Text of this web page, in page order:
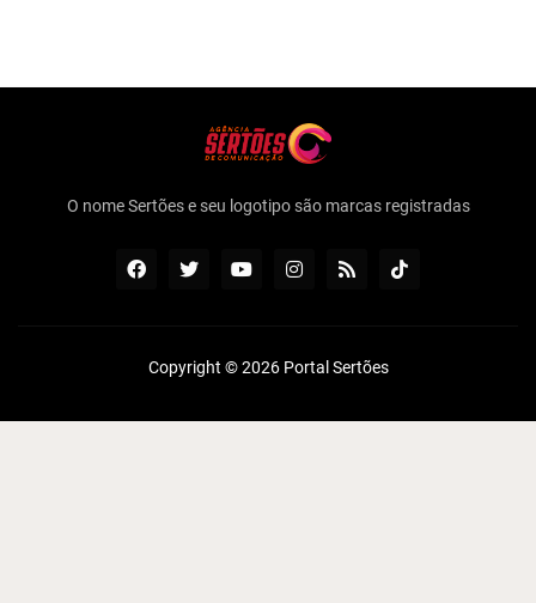
O nome Sertões e seu logotipo são marcas registradas
Copyright ©2026 Portal Sertões